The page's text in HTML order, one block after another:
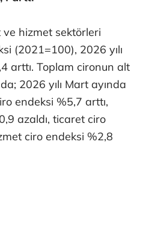
hizmet sektörleri
(2021=100), 2026 yılı
arttı. Toplam cironun alt
2026 yılı Mart ayında
endeksi %5,7 arttı,
azaldı, ticaret ciro
ciro endeksi %2,8